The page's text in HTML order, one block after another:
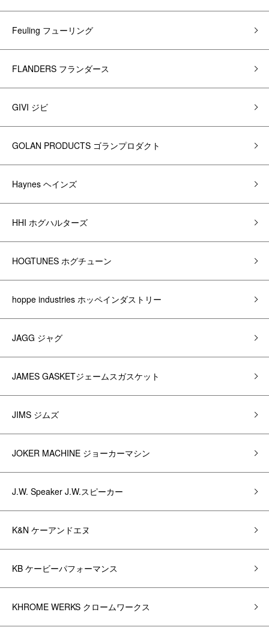
Feuling フューリング
FLANDERS フランダース
GIVI ジビ
GOLAN PRODUCTS ゴランプロダクト
Haynes ヘインズ
HHI ホグハルターズ
HOGTUNES ホグチューン
hoppe industries ホッペインダストリー
JAGG ジャグ
JAMES GASKETジェームスガスケット
JIMS ジムズ
JOKER MACHINE ジョーカーマシン
J.W. Speaker J.W.スピーカー
K&N ケーアンドエヌ
KB ケービーパフォーマンス
KHROME WERKS クロームワークス